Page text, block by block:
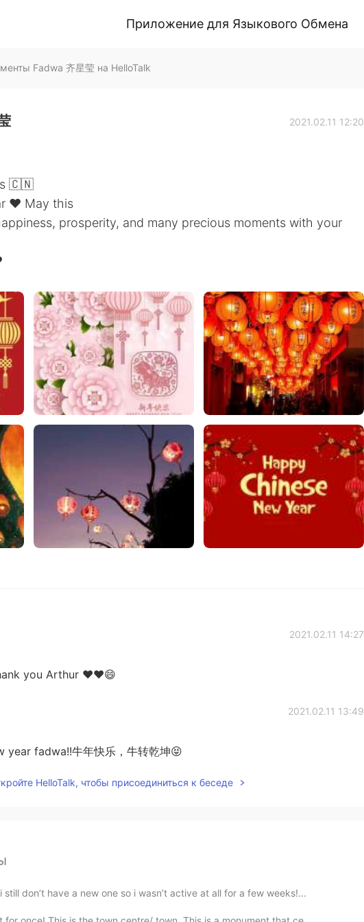
Приложение для Языкового Обмена
Fadwa 齐星莹 на HelloTalk
2021.02.11 12:20
🇨🇳
❤ May this
prosperity, and many precious moments with your
2021.02.11 14:27
you Arthur ❤❤😄
2021.02.11 13:49
year fadwa!!牛年快乐，牛转乾坤😝
HelloTalk, чтобы присоединиться к беседе
don’t have a new one so i wasn’t active at all for a few weeks!...